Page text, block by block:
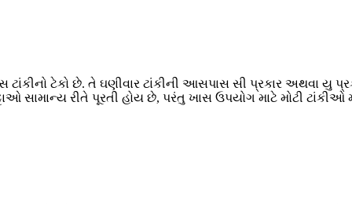
ટેકો છે. તે ઘણીવાર ટાંકીની આસપાસ સી પ્રકાર અથવા યુ
સામાન્ય રીતે પૂરતી હોય છે, પરંતુ ખાસ ઉપયોગ માટે મોટી ટાંકીઓ